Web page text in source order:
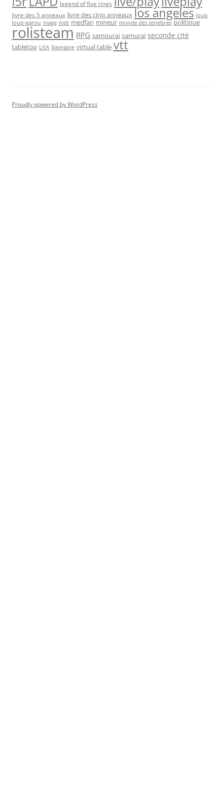
legend of five rings
livre des 5 anneaux livre des cinq anneaux los angeles loup
loup-garou mage mdt medfan mineur monde des tenebres politique
rolisteam RPG samourai samurai seconde cité
tabletop USA Vampire virtual table vtt
Proudly powered by WordPress